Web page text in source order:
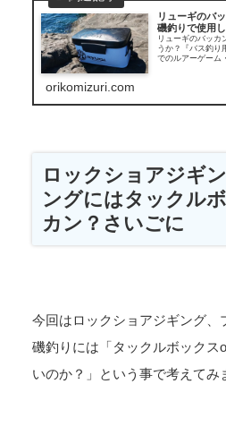
リューギのバ
磯釣りで使用
リューギのバッカ
うか？『バス釣り
でのルアーゲーム
orikomizuri.com
ロックショアジギ
ングにはタックル
カン？さいごに
今回はロックショアジギング、
磯釣りには「タックルボックス
いのか？」という事で考えてみ